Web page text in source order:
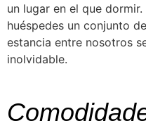
un lugar en el que
huéspedes un conjunto
estancia entre nosotros
inolvidable.